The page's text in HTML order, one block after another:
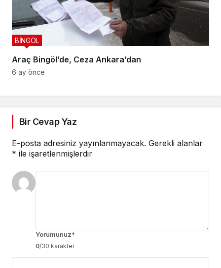
Araç Bingöl’de, Ceza Ankara’dan
BİNGÖL
6 ay önce
Bir Cevap Yaz
E-posta adresiniz yayınlanmayacak. Gerekli alanlar
* ile işaretlenmişlerdir
Yorumunuz*
0/30 karakter